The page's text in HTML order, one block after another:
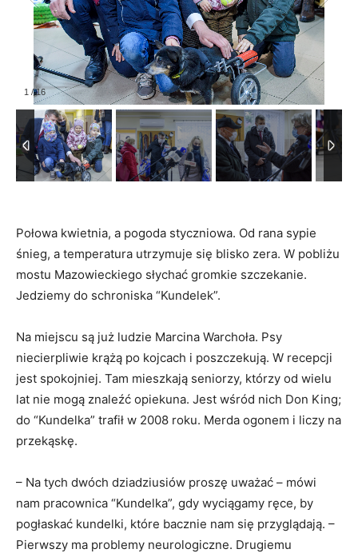
1 /16
Połowa kwietnia, a pogoda styczniowa. Od rana sypie
śnieg, a temperatura utrzymuje się blisko zera. W pobliżu
mostu Mazowieckiego słychać gromkie szczekanie.
Jedziemy do schroniska “Kundelek”.
Na miejscu są już ludzie Marcina Warchoła. Psy
niecierpliwie krążą po kojcach i poszczekują. W recepcji
jest spokojniej. Tam mieszkają seniorzy, którzy od wielu
lat nie mogą znaleźć opiekuna. Jest wśród nich Don King;
do “Kundelka” trafił w 2008 roku. Merda ogonem i liczy na
przekąskę.
– Na tych dwóch dziadziusiów proszę uważać – mówi
nam pracownica “Kundelka”, gdy wyciągamy ręce, by
pogłaskać kundelki, które bacznie nam się przyglądają. –
Pierwszy ma problemy neurologiczne. Drugiemu